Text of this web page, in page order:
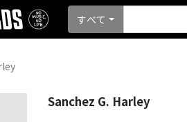
すべて
Sanchez G. Harley